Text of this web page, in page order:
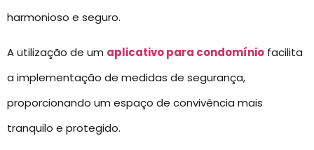
harmonioso e seguro.
A utilização de um aplicativo para condomínio facilita
a implementação de medidas de segurança,
proporcionando um espaço de convivência mais
tranquilo e protegido.